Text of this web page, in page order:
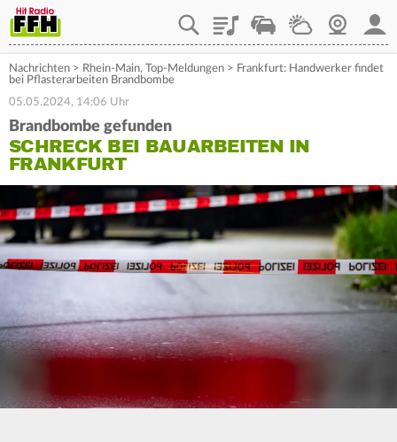
PlaylistStaupilotWetterWebcam
Nachrichten > Rhein-Main, Top-Meldungen > Frankfurt: Handwerker findet
bei Pflasterarbeiten Brandbombe
05.05.2024, 14:06 Uhr
Brandbombe gefunden
SCHRECK BEI BAUARBEITEN IN
FRANKFURT